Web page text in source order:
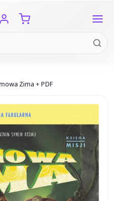
Zima + PDF